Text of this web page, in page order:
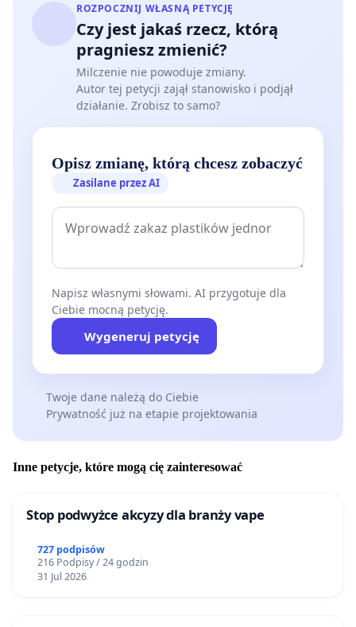
obszarów przyrodniczych Sokołowska i gminy
Mieroszów.
Popieramy utworzenie nowych rezerwatów
przyrody.
Marek Szymczak - Prezes Zarządu
organizacja wpisana do KRS i posiadająca status
ROZPOCZNIJ WŁASNĄ PETYCJĘ
Czy jest jakaś rzecz, którą
pragniesz zmienić?
Milczenie nie powoduje zmiany.
Autor tej petycji zajął stanowisko i podjął
działanie. Zrobisz to samo?
Opisz zmianę, którą chcesz zobaczyć
Zasilane przez AI
Napisz własnymi słowami. AI przygotuje dla
Ciebie mocną petycję.
Wygeneruj petycję
Twoje dane należą do Ciebie
Prywatność już na etapie projektowania
Inne petycje, które mogą cię zainteresować
Stop podwyżce akcyzy dla branży vape
727 podpisów
216 Podpisy / 24 godzin
31 Jul 2026